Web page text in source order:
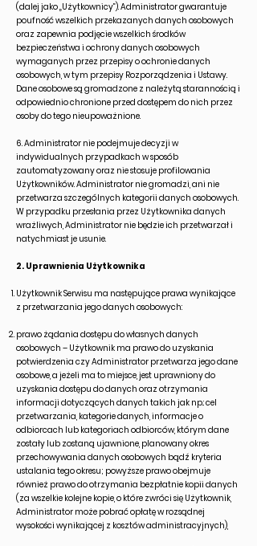
(dalej jako „Użytkownicy”). Administrator gwarantuje
poufność wszelkich przekazanych danych osobowych
oraz zapewnia podjęcie wszelkich środków
bezpieczeństwa i ochrony danych osobowych
wymaganych przez przepisy o ochronie danych
osobowych, w tym przepisy Rozporządzenia i Ustawy.
Dane osobowe są gromadzone z należytą starannością i
odpowiednio chronione przed dostępem do nich przez
osoby do tego nieupoważnione.
6. Administrator nie podejmuje decyzji w
indywidualnych przypadkach w sposób
zautomatyzowany oraz nie stosuje profilowania
Użytkowników. Administrator nie gromadzi, ani nie
przetwarza szczególnych kategorii danych osobowych.
W przypadku przesłania przez Użytkownika danych
wrażliwych, Administrator nie będzie ich przetwarzał i
natychmiast je usunie.
2. Uprawnienia Użytkownika
Użytkownik Serwisu ma następujące prawa wynikające
z przetwarzania jego danych osobowych:
prawo żądania dostępu do własnych danych
osobowych – Użytkownik ma prawo do uzyskania
potwierdzenia czy Administrator przetwarza jego dane
osobowe, a jeżeli ma to miejsce, jest uprawniony do
uzyskania dostępu do danych oraz otrzymania
informacji dotyczących danych takich jak np.: cel
przetwarzania, kategorie danych, informacje o
odbiorcach lub kategoriach odbiorców, którym dane
zostały lub zostaną ujawnione, planowany okres
przechowywania danych osobowych bądź kryteria
ustalania tego okresu; powyższe prawo obejmuje
również prawo do otrzymania bezpłatnie kopii danych
(za wszelkie kolejne kopie, o które zwróci się Użytkownik,
Administrator może pobrać opłatę w rozsądnej
wysokości wynikającej z kosztów administracyjnych),